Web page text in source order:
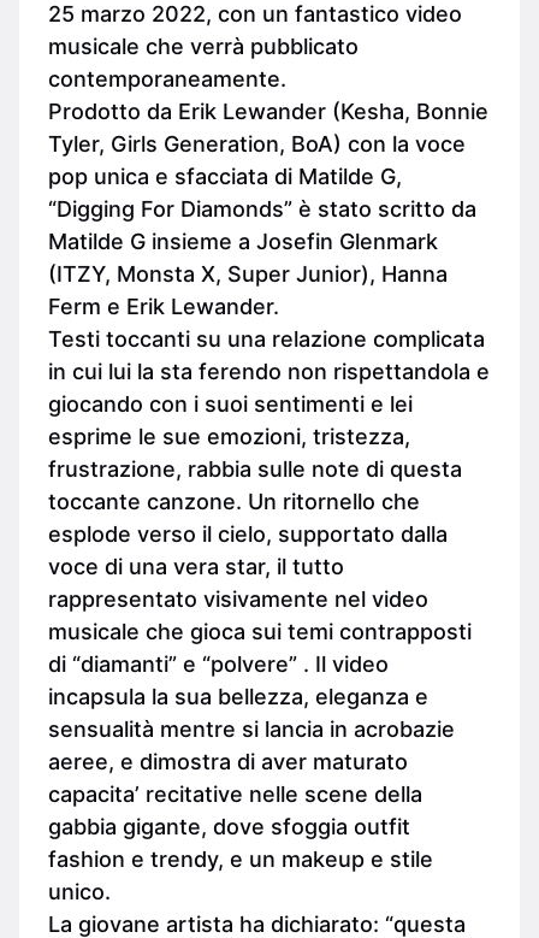
25 marzo 2022, con un fantastico video
musicale che verrà pubblicato
contemporaneamente.
Prodotto da Erik Lewander (Kesha, Bonnie
Tyler, Girls Generation, BoA) con la voce
pop unica e sfacciata di Matilde G,
“Digging For Diamonds” è stato scritto da
Matilde G insieme a Josefin Glenmark
(ITZY, Monsta X, Super Junior), Hanna
Ferm e Erik Lewander.
Testi toccanti su una relazione complicata
in cui lui la sta ferendo non rispettandola e
giocando con i suoi sentimenti e lei
esprime le sue emozioni, tristezza,
frustrazione, rabbia sulle note di questa
toccante canzone. Un ritornello che
esplode verso il cielo, supportato dalla
voce di una vera star, il tutto
rappresentato visivamente nel video
musicale che gioca sui temi contrapposti
di “diamanti” e “polvere” . Il video
incapsula la sua bellezza, eleganza e
sensualità mentre si lancia in acrobazie
aeree, e dimostra di aver maturato
capacita’ recitative nelle scene della
gabbia gigante, dove sfoggia outfit
fashion e trendy, e un makeup e stile
unico.
La giovane artista ha dichiarato: “questa